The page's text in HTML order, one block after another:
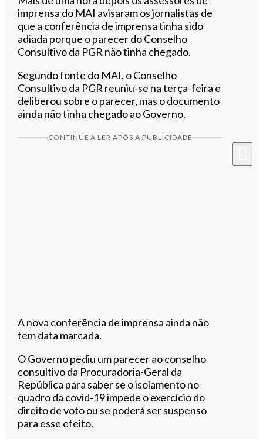
imprensa do MAI avisaram os jornalistas de
que a conferência de imprensa tinha sido
adiada porque o parecer do Conselho
Consultivo da PGR não tinha chegado.
Segundo fonte do MAI, o Conselho
Consultivo da PGR reuniu-se na terça-feira e
deliberou sobre o parecer, mas o documento
ainda não tinha chegado ao Governo.
CONTINUE A LER APÓS A PUBLICIDADE
A nova conferência de imprensa ainda não
tem data marcada.
O Governo pediu um parecer ao conselho
consultivo da Procuradoria-Geral da
República para saber se o isolamento no
quadro da covid-19 impede o exercício do
direito de voto ou se poderá ser suspenso
para esse efeito.